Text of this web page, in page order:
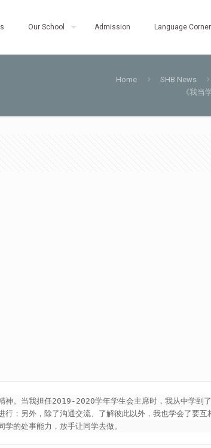
Our School Admission Language Corner
Home SHB News
《我当
神。当我担任2019-2020学年学生会主席时，我从中学到
；另外，除了沟通交流、了解彼此以外，我也学会了要互
的处事能力，放手让同学去做。